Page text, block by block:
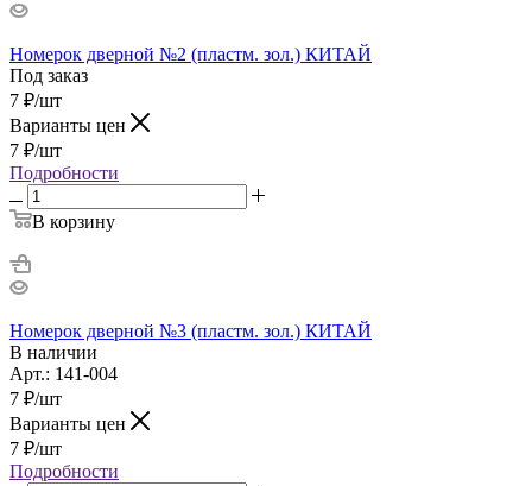
Номерок дверной №2 (пластм. зол.) КИТАЙ
Под заказ
7 ₽/шт
Варианты цен
7 ₽/шт
Подробности
В корзину
Номерок дверной №3 (пластм. зол.) КИТАЙ
В наличии
Арт.: 141-004
7 ₽/шт
Варианты цен
7 ₽/шт
Подробности